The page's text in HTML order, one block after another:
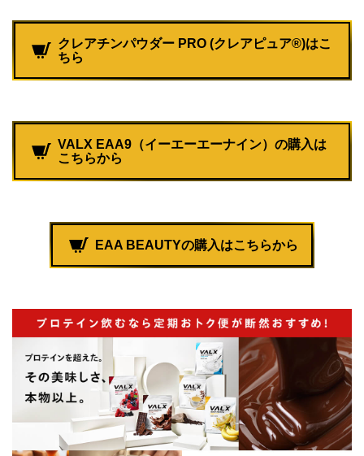
クレアチンパウダー PRO (クレアピュア®)はこ
ちら
VALX EAA9（イーエーエーナイン）の購入は
こちらから
EAA BEAUTYの購入はこちらから